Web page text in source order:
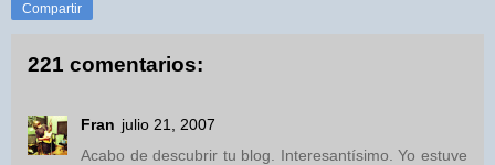
Compartir
221 comentarios:
Fran julio 21, 2007
Acabo de descubrir tu blog. Interesantísimo. Yo estuve